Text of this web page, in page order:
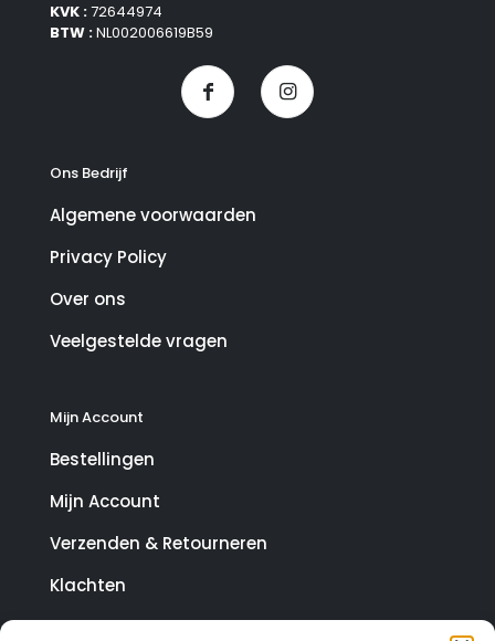
KVK :72644974
BTW :NL002006619B59
Ons Bedrijf
Algemene voorwaarden
Privacy Policy
Over ons
Veelgestelde vragen
Mijn Account
Bestellingen
Mijn Account
Verzenden & Retourneren
Klachten